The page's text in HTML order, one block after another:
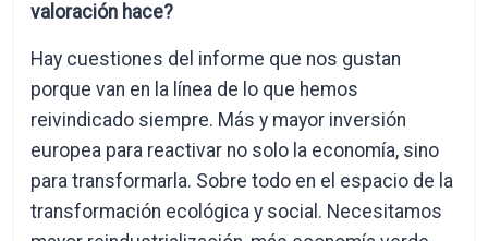
valoración hace?
Hay cuestiones del informe que nos gustan
porque van en la línea de lo que hemos
reivindicado siempre. Más y mayor inversión
europea para reactivar no solo la economía, sino
para transformarla. Sobre todo en el espacio de la
transformación ecológica y social. Necesitamos